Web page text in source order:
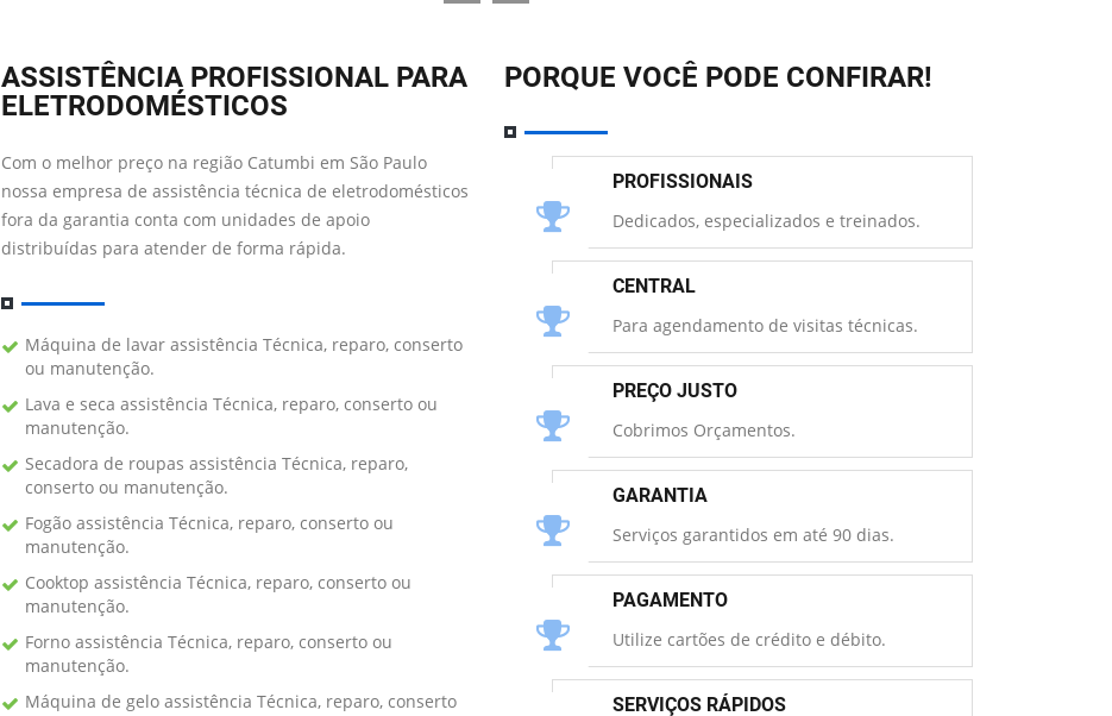
ASSISTÊNCIA PROFISSIONAL PARA
ELETRODOMÉSTICOS
Com o melhor preço na região Catumbi em São Paulo
nossa empresa de assistência técnica de eletrodomésticos
fora da garantia conta com unidades de apoio
distribuídas para atender de forma rápida.
Máquina de lavar assistência Técnica, reparo, conserto
ou manutenção.
Lava e seca assistência Técnica, reparo, conserto ou
manutenção.
Secadora de roupas assistência Técnica, reparo,
conserto ou manutenção.
Fogão assistência Técnica, reparo, conserto ou
manutenção.
Cooktop assistência Técnica, reparo, conserto ou
manutenção.
Forno assistência Técnica, reparo, conserto ou
manutenção.
Máquina de gelo assistência Técnica, reparo, conserto
PORQUE VOCÊ PODE CONFIRAR!
PROFISSIONAIS
Dedicados, especializados e treinados.
CENTRAL
Para agendamento de visitas técnicas.
PREÇO JUSTO
Cobrimos Orçamentos.
GARANTIA
Serviços garantidos em até 90 dias.
PAGAMENTO
Utilize cartões de crédito e débito.
SERVIÇOS RÁPIDOS